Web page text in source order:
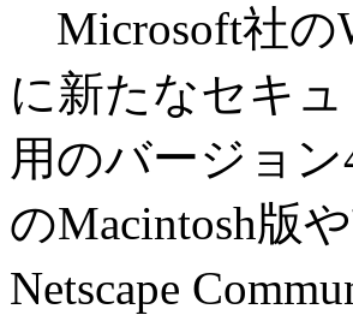
Microsoft社の
に新たなセキ
用のバージョ
のMacintosh版
Netscape